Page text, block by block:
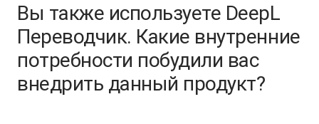
Вы также используете DeepL
Переводчик. Какие внутренние
потребности побудили вас
внедрить данный продукт?